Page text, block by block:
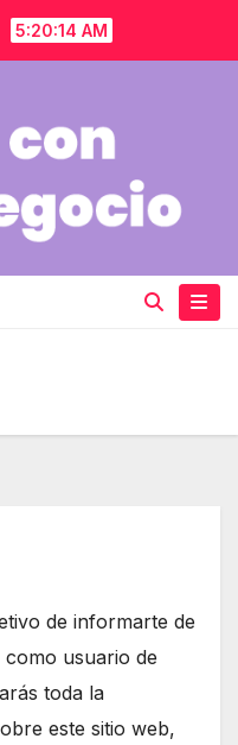
5:20:15 AM
de informarte de
usuario de
toda la
este sitio web,